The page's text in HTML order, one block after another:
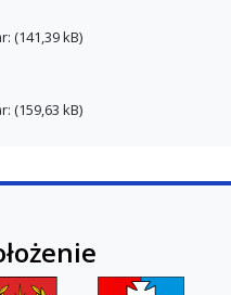
(141,39 kB)
(159,63 kB)